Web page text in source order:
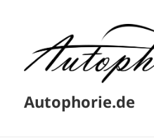
Autophorie.de